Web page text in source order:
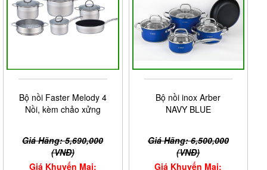
Bộ nồi Faster Melody 4
Nồi, kèm chảo xửng
Giá Hãng: 5,690,000
(VNĐ)
Giá Khuyến Mại:
Bộ nồi inox Arber
NAVY BLUE
Giá Hãng: 6,500,000
(VNĐ)
Giá Khuyến Mại: